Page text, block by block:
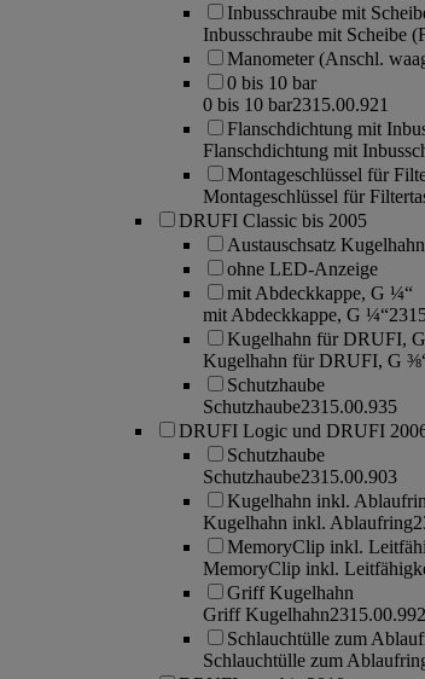
Inbusschraube mit
Inbusschraube mit Scheibe
Manometer (Anschl.
0 bis 10 bar
0 bis 10 bar2315.00.921
Flanschdichtung mit
Flanschdichtung mit
Montageschlüssel für
Montageschlüssel für
DRUFI Classic bis 2005
Austauschsatz Kugelhahn
ohne LED-Anzeige
mit Abdeckkappe, G ¼“
mit Abdeckkappe, G ¼“
Kugelhahn für DRUFI,
Kugelhahn für DRUFI, G
Schutzhaube
Schutzhaube2315.00.935
DRUFI Logic und DRUFI
Schutzhaube
Schutzhaube2315.00.903
Kugelhahn inkl.
Kugelhahn inkl. Ablaufring
MemoryClip inkl.
MemoryClip inkl.
Griff Kugelhahn
Griff Kugelhahn2315.00.992
Schlauchtülle zum
Schlauchtülle zum